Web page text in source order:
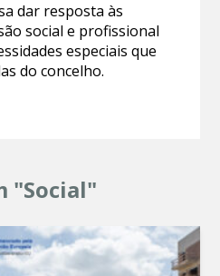
dar resposta às
social e profissional
especiais que
do concelho.
"Social"